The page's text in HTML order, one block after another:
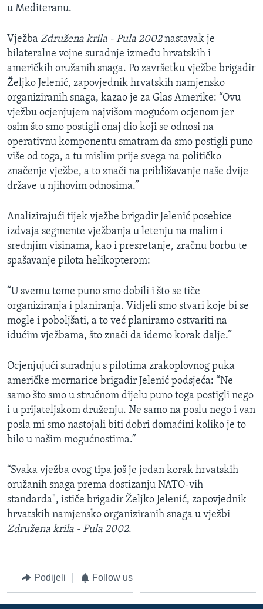
u Mediteranu.
Vježba Združena krila - Pula 2002nastavak je
bilateralne vojne suradnje između hrvatskih i
američkih oružanih snaga. Po završetku vježbe brigadir
Željko Jelenić, zapovjednik hrvatskih namjensko
organiziranih snaga, kazao je za Glas Amerike: “Ovu
vježbu ocjenjujem najvišom mogućom ocjenom jer
osim što smo postigli onaj dio koji se odnosi na
operativnu komponentu smatram da smo postigli puno
više od toga, a tu mislim prije svega na političko
značenje vježbe, a to znači na približavanje naše dvije
države u njihovim odnosima.”
Analizirajući tijek vježbe brigadir Jelenić posebice
izdvaja segmente vježbanja u letenju na malim i
srednjim visinama, kao i presretanje, zračnu borbu te
spašavanje pilota helikopterom:
“U svemu tome puno smo dobili i što se tiče
organiziranja i planiranja. Vidjeli smo stvari koje bi se
mogle i poboljšati, a to već planiramo ostvariti na
idućim vježbama, što znači da idemo korak dalje.”
Ocjenjujući suradnju s pilotima zrakoplovnog puka
američke mornarice brigadir Jelenić podsjeća: “Ne
samo što smo u stručnom dijelu puno toga postigli nego
i u prijateljskom druženju. Ne samo na poslu nego i van
posla mi smo nastojali biti dobri domaćini koliko je to
bilo u našim mogućnostima.”
“Svaka vježba ovog tipa još je jedan korak hrvatskih
oružanih snaga prema dostizanju NATO-vih
standarda", ističe brigadir Željko Jelenić, zapovjednik
hrvatskih namjensko organiziranih snaga u vježbi
Združena krila - Pula 2002.
Podijeli Follow us